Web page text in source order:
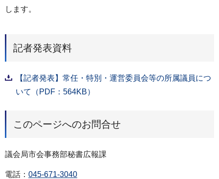
します。
記者発表資料
【記者発表】常任・特別・運営委員会等の所属議員につ
いて（PDF：564KB）
このページへのお問合せ
議会局市会事務部秘書広報課
電話： 045-671-3040